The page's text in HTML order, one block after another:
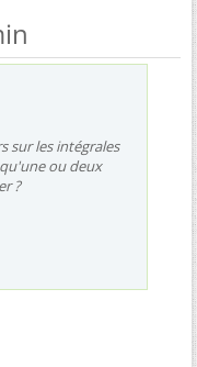
sur les intégrales
ou deux
?